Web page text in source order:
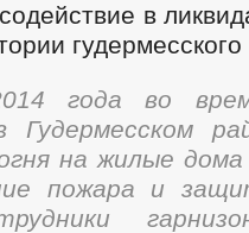
в
года во
Гудермесском
на жилые
пожара и